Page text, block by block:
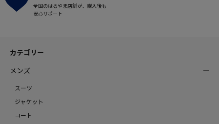
全国のはるやま店舗が、購入後も
安心サポート
カテゴリー
メンズ
スーツ
ジャケット
コート